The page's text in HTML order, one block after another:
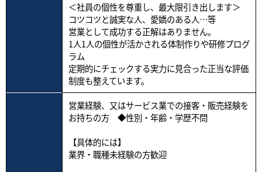
＜社員の個性を尊重し、最大限引き出します＞
コツコツと誠実な人、愛嬌のある人…等
営業として成功する正解はありません。
1人1人の個性が活かされる体制作りや研修プログ
ラム
定期的にチェックする実力に見合った正当な評価
制度も整えています。
営業経験、又はサービス業での接客・販売経験を
お持ちの方 ◆性別・年齢・学歴不問
【具体的には】
業界・職種未経験の方歓迎